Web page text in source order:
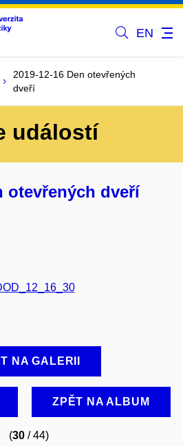
EN
2019-12-16 Den otevřených
dveří
událostí
otevřených dveří
NA GALERII
ZPĚT NA ALBUM
(30 / 44)